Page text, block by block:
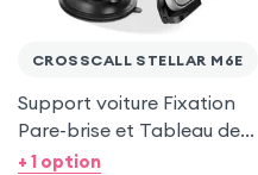
CROSSCALL STELLAR M6E
Support voiture Fixation
Pare-brise et Tableau de
bord pour Crosscall
+ 1 option